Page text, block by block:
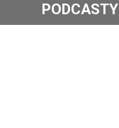
PODCASTY